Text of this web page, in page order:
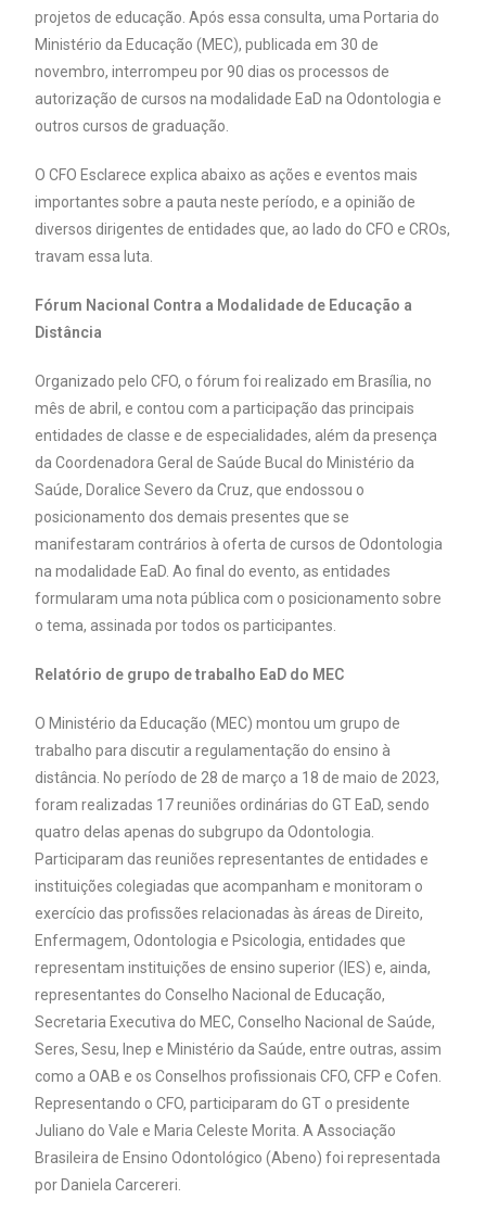
projetos de educação. Após essa consulta, uma Portaria do
Ministério da Educação (MEC), publicada em 30 de
novembro, interrompeu por 90 dias os processos de
autorização de cursos na modalidade EaD na Odontologia e
outros cursos de graduação.
O CFO Esclarece explica abaixo as ações e eventos mais
importantes sobre a pauta neste período, e a opinião de
diversos dirigentes de entidades que, ao lado do CFO e CROs,
travam essa luta.
Fórum Nacional Contra a Modalidade de Educação a
Distância
Organizado pelo CFO, o fórum foi realizado em Brasília, no
mês de abril, e contou com a participação das principais
entidades de classe e de especialidades, além da presença
da Coordenadora Geral de Saúde Bucal do Ministério da
Saúde, Doralice Severo da Cruz, que endossou o
posicionamento dos demais presentes que se
manifestaram contrários à oferta de cursos de Odontologia
na modalidade EaD. Ao final do evento, as entidades
formularam uma nota pública com o posicionamento sobre
o tema, assinada por todos os participantes.
Relatório de grupo de trabalho EaD do MEC
O Ministério da Educação (MEC) montou um grupo de
trabalho para discutir a regulamentação do ensino à
distância. No período de 28 de março a 18 de maio de 2023,
foram realizadas 17 reuniões ordinárias do GT EaD, sendo
quatro delas apenas do subgrupo da Odontologia.
Participaram das reuniões representantes de entidades e
instituições colegiadas que acompanham e monitoram o
exercício das profissões relacionadas às áreas de Direito,
Enfermagem, Odontologia e Psicologia, entidades que
representam instituições de ensino superior (IES) e, ainda,
representantes do Conselho Nacional de Educação,
Secretaria Executiva do MEC, Conselho Nacional de Saúde,
Seres, Sesu, Inep e Ministério da Saúde, entre outras, assim
como a OAB e os Conselhos profissionais CFO, CFP e Cofen.
Representando o CFO, participaram do GT o presidente
Juliano do Vale e Maria Celeste Morita. A Associação
Brasileira de Ensino Odontológico (Abeno) foi representada
por Daniela Carcereri.